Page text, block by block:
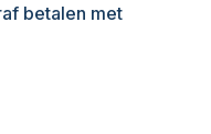
betalen met